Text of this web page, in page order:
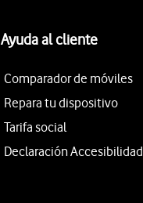
Ayuda al cliente
Comparador de móviles
Repara tu dispositivo
Tarifa social
Declaración Accesibilidad